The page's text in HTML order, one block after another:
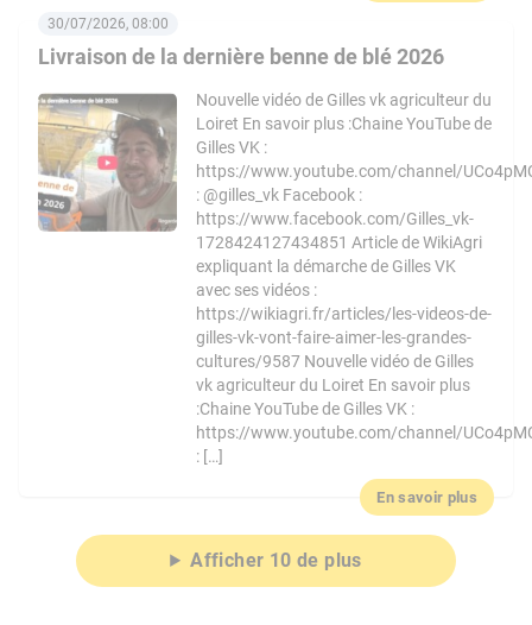
Livraison de la dernière benne de blé 2026
30/07/2026, 08:00
Nouvelle vidéo de Gilles vk agriculteur du
Loiret En savoir plus :Chaine YouTube de
Gilles VK :
https://www.youtube.com/channel/
: @gilles_vk Facebook :
https://www.facebook.com/Gilles_vk-
1728424127434851 Article de WikiAgri
expliquant la démarche de Gilles VK
avec ses vidéos :
https://wikiagri.fr/articles/les-videos-de-
gilles-vk-vont-faire-aimer-les-grandes-
cultures/9587 Nouvelle vidéo de Gilles
vk agriculteur du Loiret En savoir plus
:Chaine YouTube de Gilles VK :
https://www.youtube.com/channel/
: […]
En savoir plus
Afficher 10 de plus